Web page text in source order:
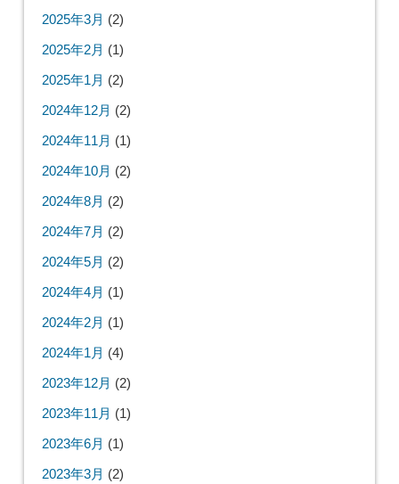
2025年3月 (2)
2025年2月 (1)
2025年1月 (2)
2024年12月 (2)
2024年11月 (1)
2024年10月 (2)
2024年8月 (2)
2024年7月 (2)
2024年5月 (2)
2024年4月 (1)
2024年2月 (1)
2024年1月 (4)
2023年12月 (2)
2023年11月 (1)
2023年6月 (1)
2023年3月 (2)